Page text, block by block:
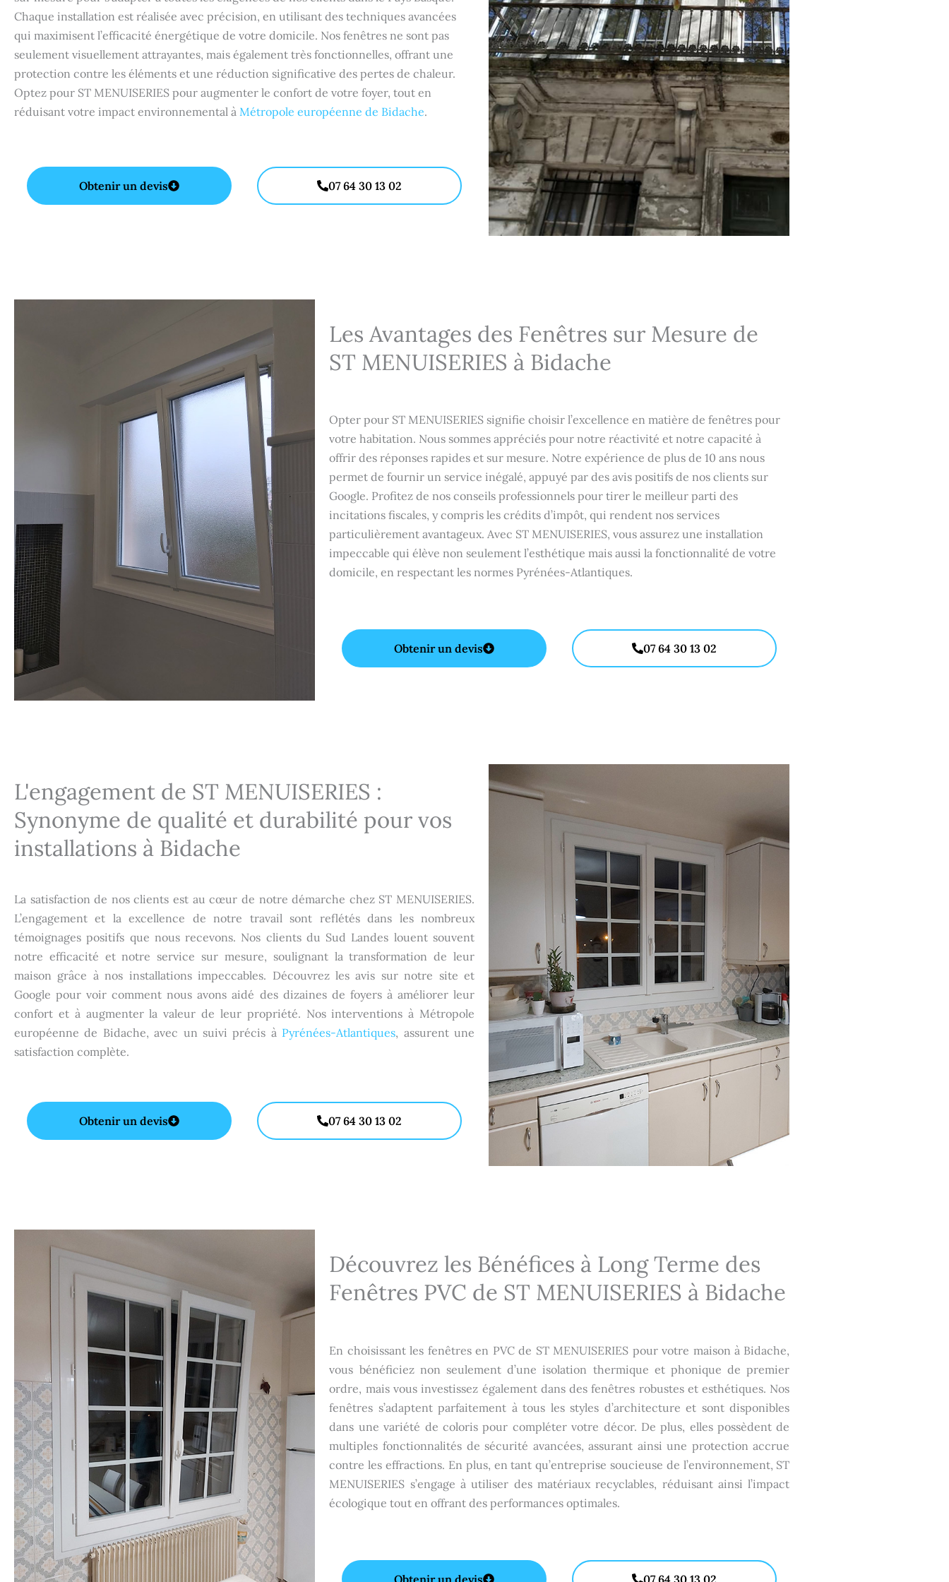
nous expliquer, toujours avec
bonne humeur, le travail
effectué. Je ne saurai que le
recommander tant le travail
et le rendu ont été
parfaitement réalisés.
Le matériel est français et de
qualité.
Chaque installation est réalisée avec précision, en utilisant des techniques avancées
qui maximisent l’efficacité énergétique de votre domicile. Nos fenêtres ne sont pas
seulement visuellement attrayantes, mais également très fonctionnelles, offrant une
protection contre les éléments et une réduction significative des pertes de chaleur.
Optez pour ST MENUISERIES pour augmenter le confort de votre foyer, tout en
réduisant votre impact environnemental à Métropole européenne de Bidache.
Obtenir un devis 07 64 30 13 02
Les Avantages des Fenêtres sur Mesure de
ST MENUISERIES à Bidache
Opter pour ST MENUISERIES signifie choisir l’excellence en matière de fenêtres pour
votre habitation. Nous sommes appréciés pour notre réactivité et notre capacité à
offrir des réponses rapides et sur mesure. Notre expérience de plus de 10 ans nous
permet de fournir un service inégalé, appuyé par des avis positifs de nos clients sur
Google. Profitez de nos conseils professionnels pour tirer le meilleur parti des
incitations fiscales, y compris les crédits d’impôt, qui rendent nos services
particulièrement avantageux. Avec ST MENUISERIES, vous assurez une installation
impeccable qui élève non seulement l’esthétique mais aussi la fonctionnalité de votre
domicile, en respectant les normes Pyrénées-Atlantiques.
Obtenir un devis 07 64 30 13 02
L'engagement de ST MENUISERIES :
Synonyme de qualité et durabilité pour vos
installations à Bidache
La satisfaction de nos clients est au cœur de notre démarche chez ST MENUISERIES.
L’engagement et la excellence de notre travail sont reflétés dans les nombreux
témoignages positifs que nous recevons. Nos clients du Sud Landes louent souvent
notre efficacité et notre service sur mesure, soulignant la transformation de leur
maison grâce à nos installations impeccables. Découvrez les avis sur notre site et
Google pour voir comment nous avons aidé des dizaines de foyers à améliorer leur
confort et à augmenter la valeur de leur propriété. Nos interventions à Métropole
européenne de Bidache, avec un suivi précis à Pyrénées-Atlantiques, assurent une
satisfaction complète.
Obtenir un devis 07 64 30 13 02
Découvrez les Bénéfices à Long Terme des
Fenêtres PVC de ST MENUISERIES à Bidache
En choisissant les fenêtres en PVC de ST MENUISERIES pour votre maison à Bidache,
vous bénéficiez non seulement d’une isolation thermique et phonique de premier
ordre, mais vous investissez également dans des fenêtres robustes et esthétiques. Nos
fenêtres s’adaptent parfaitement à tous les styles d’architecture et sont disponibles
dans une variété de coloris pour compléter votre décor. De plus, elles possèdent de
multiples fonctionnalités de sécurité avancées, assurant ainsi une protection accrue
contre les effractions. En plus, en tant qu’entreprise soucieuse de l’environnement, ST
MENUISERIES s’engage à utiliser des matériaux recyclables, réduisant ainsi l’impact
écologique tout en offrant des performances optimales.
Obtenir un devis 07 64 30 13 02